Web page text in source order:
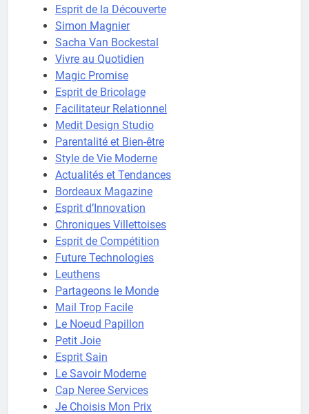
Esprit de la Découverte
Simon Magnier
Sacha Van Bockestal
Vivre au Quotidien
Magic Promise
Esprit de Bricolage
Facilitateur Relationnel
Medit Design Studio
Parentalité et Bien-être
Style de Vie Moderne
Actualités et Tendances
Bordeaux Magazine
Esprit d’Innovation
Chroniques Villettoises
Esprit de Compétition
Future Technologies
Leuthens
Partageons le Monde
Mail Trop Facile
Le Noeud Papillon
Petit Joie
Esprit Sain
Le Savoir Moderne
Cap Neree Services
Je Choisis Mon Prix